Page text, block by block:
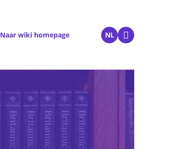
Naar wiki homepage NL